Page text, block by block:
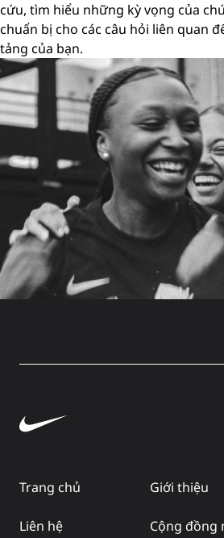
cứu, tìm hiểu những kỳ vọng của
chuẩn bị cho các câu hỏi liên quan
tảng của bạn.
Trang chủ Giới thiệu
Liên hệ Cộng đồng